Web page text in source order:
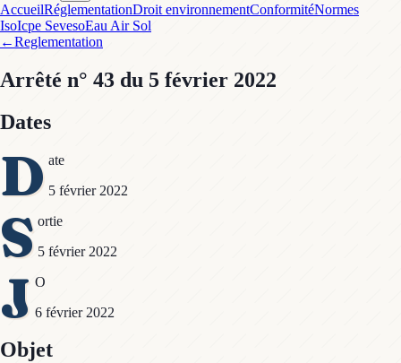
AccueilRéglementationDroit environnementConformitéNormes
IsoIcpe SevesoEau Air Sol
←Reglementation
Arrêté n° 43 du 5 février 2022
Dates
D ate
5 février 2022
S ortie
5 février 2022
J O
6 février 2022
Objet